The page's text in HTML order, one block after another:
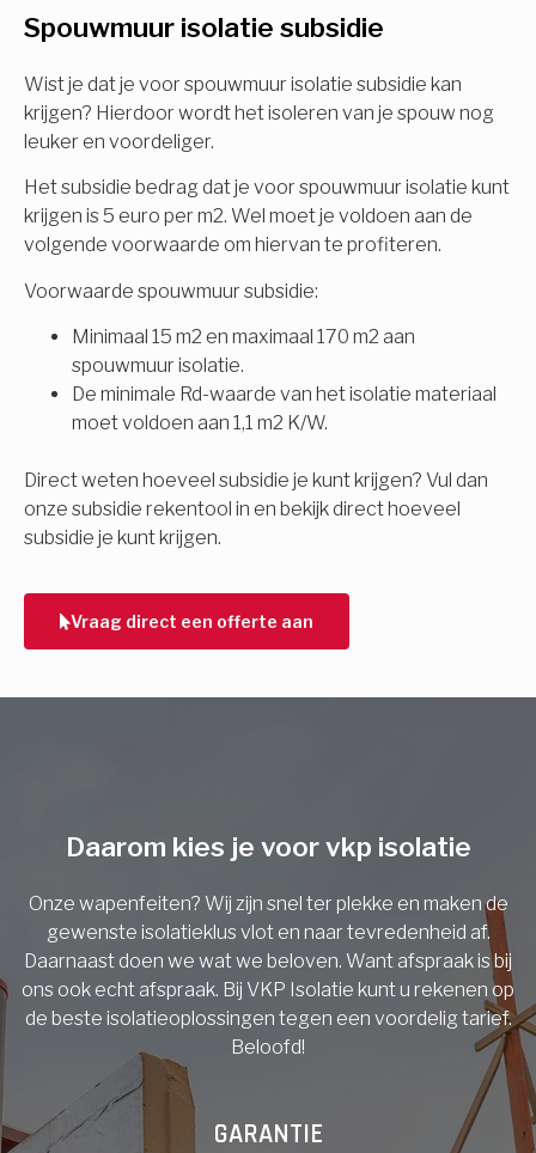
Spouwmuur isolatie subsidie
Wist je dat je voor spouwmuur isolatie subsidie kan
krijgen? Hierdoor wordt het isoleren van je spouw nog
leuker en voordeliger.
Het subsidie bedrag dat je voor spouwmuur isolatie kunt
krijgen is 5 euro per m2. Wel moet je voldoen aan de
volgende voorwaarde om hiervan te profiteren.
Voorwaarde spouwmuur subsidie:
Minimaal 15 m2 en maximaal 170 m2 aan
spouwmuur isolatie.
De minimale Rd-waarde van het isolatie materiaal
moet voldoen aan 1,1 m2 K/W.
Direct weten hoeveel subsidie je kunt krijgen? Vul dan
onze subsidie rekentool in en bekijk direct hoeveel
subsidie je kunt krijgen.
Vraag direct een offerte aan
Isolatiemaatregel
Spouwisolatie
Vloerisolatie
Dakisolatie
Gevelisolatie
Vorige
subsidie!
Vul uw gegevens in en ontvang nu direct uw
berekening per mail.
Voornaam
Achternaam
Vorige
Daarom kies je voor vkp isolatie
Onze wapenfeiten? Wij zijn snel ter plekke en maken de
gewenste isolatieklus vlot en naar tevredenheid af.
Daarnaast doen we wat we beloven. Want afspraak is bij
ons ook echt afspraak. Bij VKP Isolatie kunt u rekenen op
de beste isolatieoplossingen tegen een voordelig tarief.
Beloofd!
GARANTIE